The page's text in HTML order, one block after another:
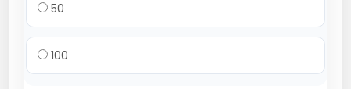
50
100